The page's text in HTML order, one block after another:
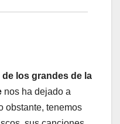
los grandes de la
nos ha dejado a
obstante, tenemos